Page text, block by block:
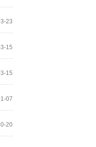
23
15
15
07
20